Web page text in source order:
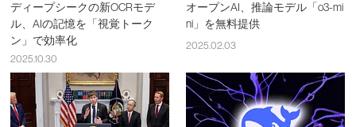
ディープシークの新OCRモデ
ル、AIの記憶を「視覚トーク
ン」で効率化
2025.10.30
オープンAI、推論モデル「o3-mi
ni」を無料提供
2025.02.03